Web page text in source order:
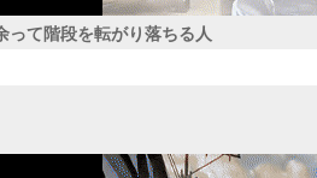
って階段を転がり落ちる人